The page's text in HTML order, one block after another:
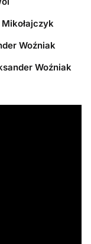
Woźniak
Woźniak